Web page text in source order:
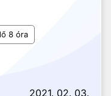
8 óra
2021. 02. 03.